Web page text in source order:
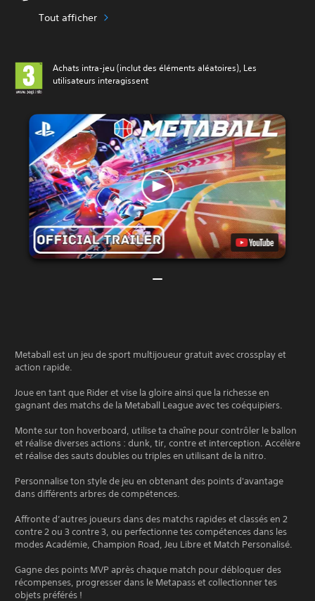
Tout afficher
Achats intra-jeu (inclut des éléments aléatoires), Les
utilisateurs interagissent
Metaball est un jeu de sport multijoueur gratuit avec crossplay et
action rapide.
Joue en tant que Rider et vise la gloire ainsi que la richesse en
gagnant des matchs de la Metaball League avec tes coéquipiers.
Monte sur ton hoverboard, utilise ta chaîne pour contrôler le ballon
et réalise diverses actions : dunk, tir, contre et interception. Accélère
et réalise des sauts doubles ou triples en utilisant de la nitro.
Personnalise ton style de jeu en obtenant des points d'avantage
dans différents arbres de compétences.
Affronte d’autres joueurs dans des matchs rapides et classés en 2
contre 2 ou 3 contre 3, ou perfectionne tes compétences dans les
modes Académie, Champion Road, Jeu Libre et Match Personalisé.
Gagne des points MVP après chaque match pour débloquer des
récompenses, progresser dans le Metapass et collectionner tes
objets préférés !